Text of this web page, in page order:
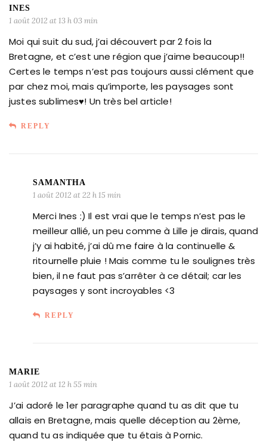
INES
1 août 2012 at 13 h 03 min
Moi qui suit du sud, j’ai découvert par 2 fois la
Bretagne, et c’est une région que j’aime beaucoup!!
Certes le temps n’est pas toujours aussi clément que
par chez moi, mais qu’importe, les paysages sont
justes sublimes♥! Un très bel article!
REPLY
SAMANTHA
1 août 2012 at 22 h 15 min
Merci Ines :) Il est vrai que le temps n’est pas le
meilleur allié, un peu comme à Lille je dirais, quand
j’y ai habité, j’ai dû me faire à la continuelle &
ritournelle pluie ! Mais comme tu le soulignes très
bien, il ne faut pas s’arrêter à ce détail; car les
paysages y sont incroyables <3
REPLY
MARIE
1 août 2012 at 12 h 55 min
J’ai adoré le 1er paragraphe quand tu as dit que tu
allais en Bretagne, mais quelle déception au 2ème,
quand tu as indiquée que tu étais à Pornic.